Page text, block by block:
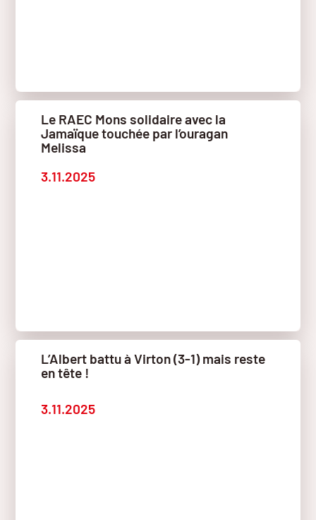
Le RAEC Mons solidaire avec la
Jamaïque touchée par l’ouragan
Melissa
3.11.2025
L’Albert battu à Virton (3-1) mais reste
en tête !
3.11.2025